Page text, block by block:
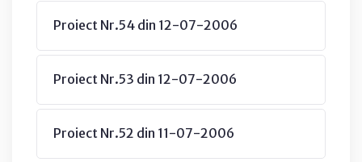
Proiect Nr.54 din 12-07-2006
Proiect Nr.53 din 12-07-2006
Proiect Nr.52 din 11-07-2006